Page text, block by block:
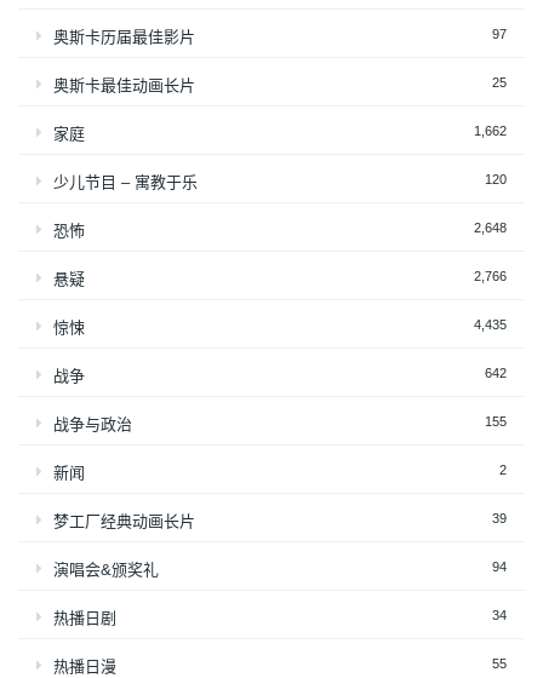
奥斯卡历届最佳影片 97
奥斯卡最佳动画长片 25
家庭 1,662
少儿节目 – 寓教于乐 120
恐怖 2,648
悬疑 2,766
惊悚 4,435
战争 642
战争与政治 155
新闻 2
梦工厂经典动画长片 39
演唱会&颁奖礼 94
热播日剧 34
热播日漫 55